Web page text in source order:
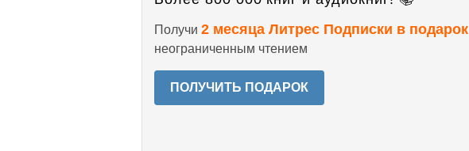
Получи 2 месяца Литрес Подписки в подарок
неограниченным чтением
ПОЛУЧИТЬ ПОДАРОК